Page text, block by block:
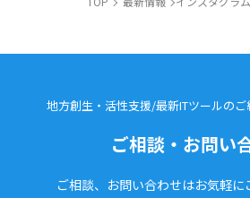
地方創生・活性支援/最新ITツールの
ご相談・お問い
ご相談、お問い合わせはお気軽に